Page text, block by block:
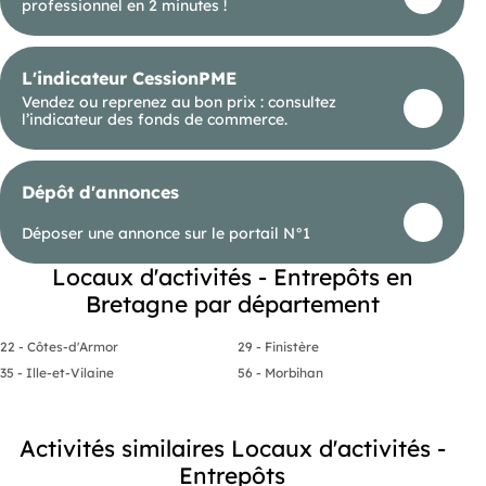
professionnel en 2 minutes !
L'indicateur CessionPME
Vendez ou reprenez au bon prix : consultez
l’indicateur des fonds de commerce.
Dépôt d'annonces
Déposer une annonce sur le portail N°1
Locaux d'activités - Entrepôts en
Bretagne par département
22 - Côtes-d'Armor
29 - Finistère
35 - Ille-et-Vilaine
56 - Morbihan
Activités similaires Locaux d'activités -
Entrepôts